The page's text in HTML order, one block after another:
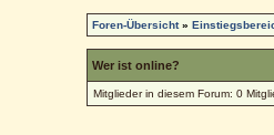
Foren-Übersicht»
Wer ist online?
Mitglieder in diesem Forum: 0